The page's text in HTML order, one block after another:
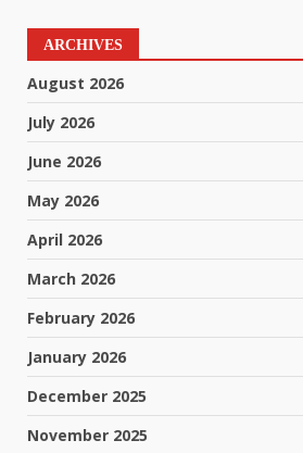
ARCHIVES
August 2026
July 2026
June 2026
May 2026
April 2026
March 2026
February 2026
January 2026
December 2025
November 2025